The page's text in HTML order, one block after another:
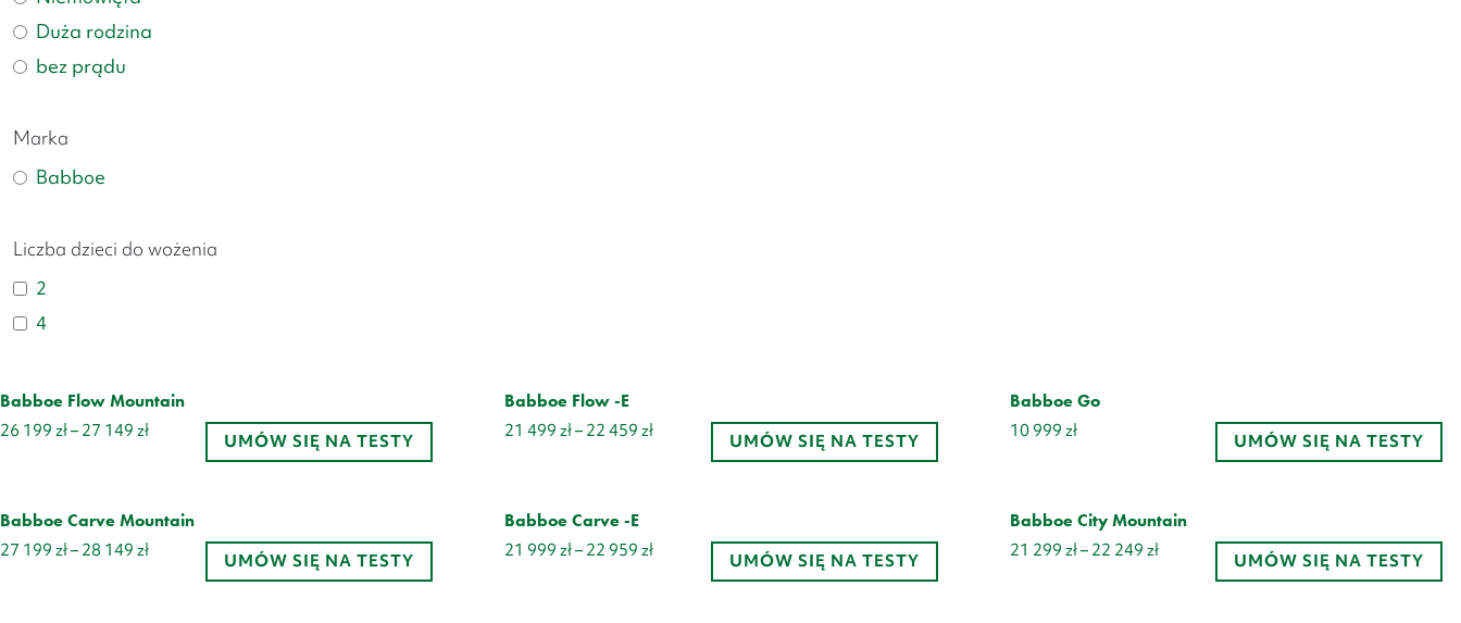
Duża rodzina
bez prądu
Marka
Babboe
Liczba dzieci do wożenia
2
4
Babboe Flow Mountain
26 199 zł– 27 149 złZakres
199 zł
UMÓW SIĘ NA TESTY
Babboe Flow -E
21 499zł– 22 459złZakres
UMÓW SIĘ NA TESTY
Babboe Go
10 999 zł UMÓW SIĘ NA TESTY
Babboe Carve Mountain
27 199 zł– 28 149 złZakres
UMÓW SIĘ NA TESTY
Babboe Carve -E
21 999zł– 22 959złZakres
UMÓW SIĘ NA TESTY
Babboe City Mountain
21 299 zł– 22 249 złZakres
UMÓW SIĘ NA TESTY